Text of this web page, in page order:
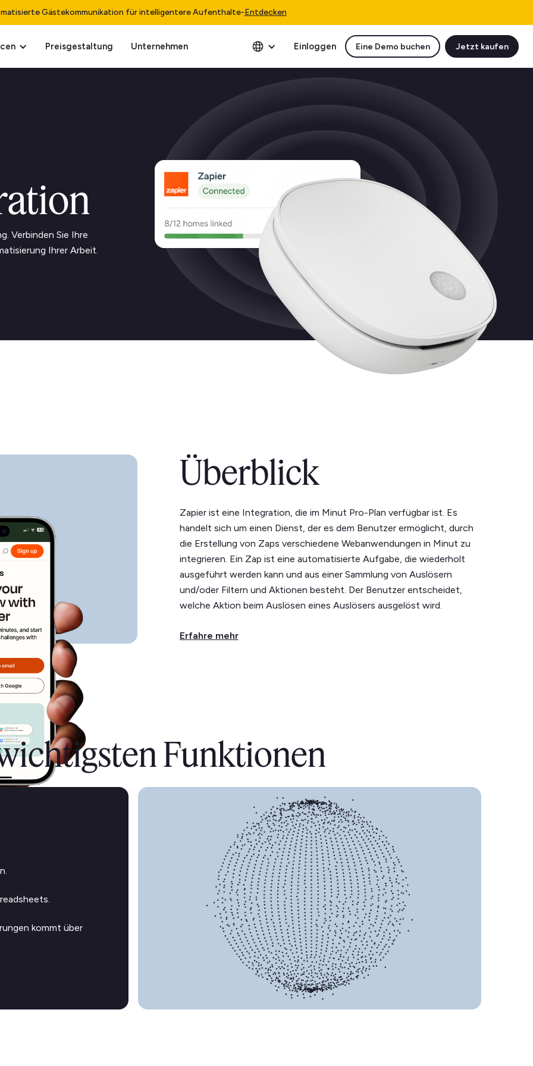
Gästekommunikation für intelligentere Aufenthalte-Entdecken
Preisgestaltung Unternehmen Einloggen Eine Demo buchen Jetzt kaufen
Verbinden Sie Ihre
Ihrer Arbeit.
Überblick
Zapier ist eine Integration, die im Minut Pro-Plan verfügbar ist. Es
handelt sich um einen Dienst, der es dem Benutzer ermöglicht, durch
die Erstellung von Zaps verschiedene Webanwendungen in Minut zu
integrieren. Ein Zap ist eine automatisierte Aufgabe, die wiederholt
ausgeführt werden kann und aus einer Sammlung von Auslösern
und/oder Filtern und Aktionen besteht. Der Benutzer entscheidet,
welche Aktion beim Auslösen eines Auslösers ausgelöst wird.
Erfahre mehr
Funktionen
kommt über